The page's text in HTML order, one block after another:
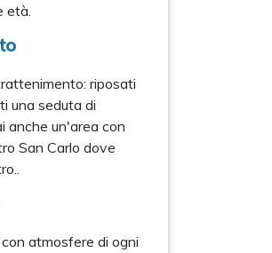
età.
riposati
una seduta di
anche un'area con
San Carlo dove
atmosfere di ogni